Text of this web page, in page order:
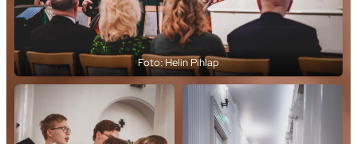
Foto: Helin Pihlap